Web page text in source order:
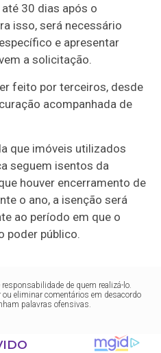
30 dias após o
isso, será necessário
e apresentar
a solicitação.
feito por terceiros, desde
acompanhada de
que imóveis utilizados
seguem isentos da
houver encerramento de
o ano, a isenção será
ao período em que o
poder público.
de quem realizá-lo.
eliminar comentários em desacordo
palavras ofensivas.